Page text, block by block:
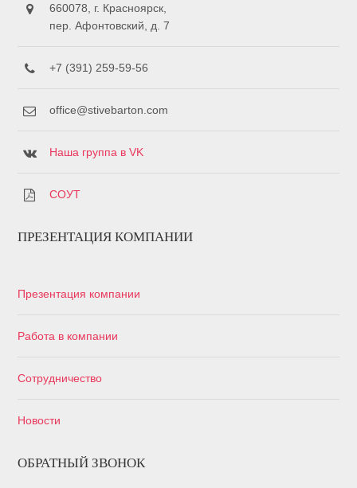
660078, г. Красноярск,
пер. Афонтовский, д. 7
+7 (391) 259-59-56
office@stivebarton.com
Наша группа в VK
СОУТ
ПРЕЗЕНТАЦИЯ КОМПАНИИ
Презентация компании
Работа в компании
Сотрудничество
Новости
ОБРАТНЫЙ ЗВОНОК